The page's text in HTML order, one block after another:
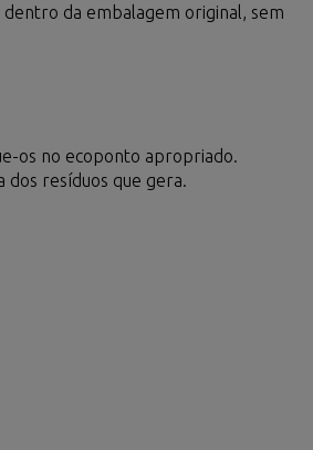
da embalagem original, sem
os no ecoponto apropriado.
dos resíduos que gera.